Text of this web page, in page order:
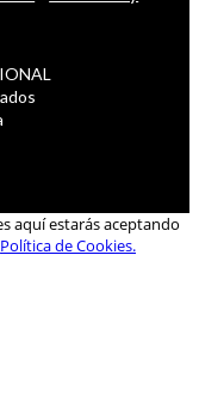
aquí estarás aceptando
Política de Cookies.